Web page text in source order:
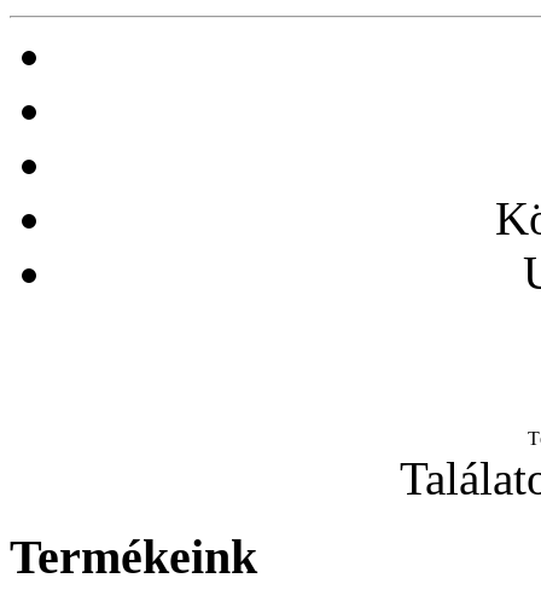
Termékeink